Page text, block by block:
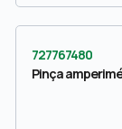
727767480
Pinça